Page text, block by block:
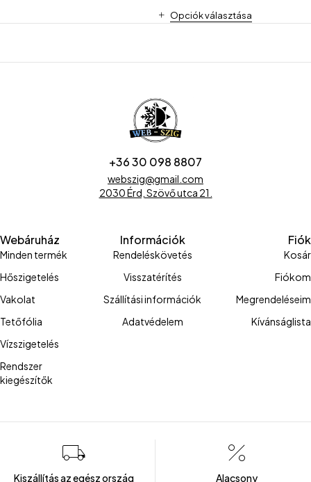
Opciók választása
+36 30 098 8807
webszig@gmail.com
2030 Érd, Szövő utca 21.
Webáruház
Minden termék
Hőszigetelés
Vakolat
Tetőfólia
Vízszigetelés
Rendszer
kiegészítők
Információk
Rendeléskövetés
Visszatérítés
Szállítási információk
Adatvédelem
Fiók
Kosár
Fiókom
Megrendeléseim
Kívánságlista
Kiszállítás az egész ország Alacsony